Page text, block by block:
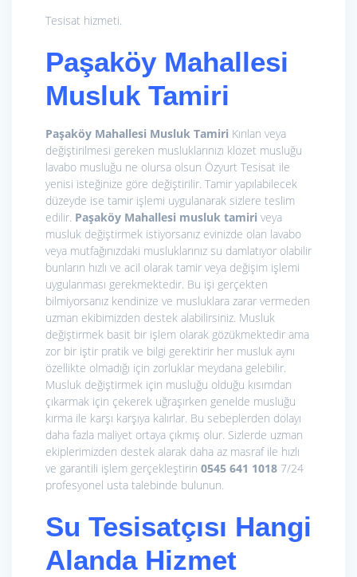
Tesisat hizmeti.
Paşaköy Mahallesi
Musluk Tamiri
Paşaköy Mahallesi Musluk Tamiri Kırılan veya
değiştirilmesi gereken musluklarınızı klozet musluğu
lavabo musluğu ne olursa olsun Özyurt Tesisat ile
yenisi isteğinize göre değiştirilir. Tamir yapılabilecek
düzeyde ise tamir işlemi uygulanarak sizlere teslim
edilir. Paşaköy Mahallesi musluk tamiri veya
musluk değiştirmek istiyorsanız evinizde olan lavabo
veya mutfağınızdaki musluklarınız su damlatıyor olabilir
bunların hızlı ve acil olarak tamir veya değişim işlemi
uygulanması gerekmektedir. Bu işi gerçekten
bilmiyorsanız kendinize ve musluklara zarar vermeden
uzman ekibimizden destek alabilirsiniz. Musluk
değiştirmek basit bir işlem olarak gözükmektedir ama
zor bir iştir pratik ve bilgi gerektirir her musluk aynı
özellikte olmadığı için zorluklar meydana gelebilir.
Musluk değiştirmek için musluğu olduğu kısımdan
çıkarmak için çekerek uğraşırken genelde musluğu
kırma ile karşı karşıya kalırlar. Bu sebeplerden dolayı
daha fazla maliyet ortaya çıkmış olur. Sizlerde uzman
ekiplerimizden destek alarak daha az masraf ile hızlı
ve garantili işlem gerçekleştirin 0545 641 1018 7/24
profesyonel usta talebinde bulunun.
Su Tesisatçısı Hangi
Alanda Hizmet